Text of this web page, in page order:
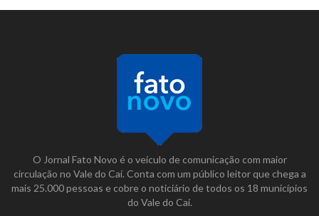
O Jornal Fato Novo é o veículo de comunicação com maior
circulação no Vale do Caí. Conta com um público leitor que chega a
mais 25.000 pessoas e cobre o noticiário de todos os 18 municípios
do Vale do Caí.